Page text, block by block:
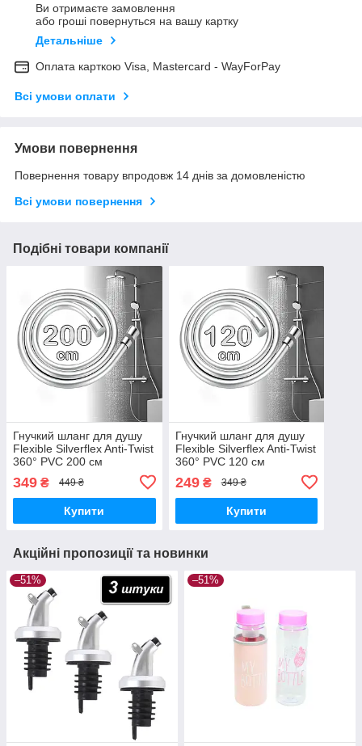
Ви отримаєте замовлення
або гроші повернуться на вашу картку
Детальніше
Оплата карткою Visa, Mastercard - WayForPay
Всі умови оплати
Умови повернення
Повернення товару впродовж 14 днів за домовленістю
Всі умови повернення
Подібні товари компанії
Гнучкий шланг для душу
Flexible Silverflex Anti-Twist
360° PVC 200 см
349 ₴ 449 ₴
Купити
Гнучкий шланг для душу
Flexible Silverflex Anti-Twist
360° PVC 120 см
249₴ 349 ₴
Купити
Акційні пропозиції та новинки
–51% –51%